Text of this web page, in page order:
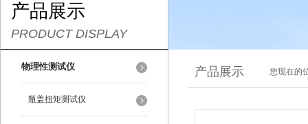
产品展示
PRODUCT DISPLAY
物理性测试仪
瓶盖扭矩测试仪
产品展示 您现在的